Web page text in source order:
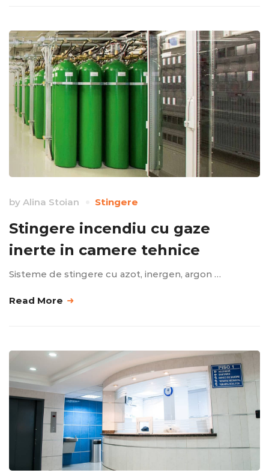
by Alina Stoian Stingere
Stingere incendiu cu gaze
inerte in camere tehnice
Sisteme de stingere cu azot, inergen, argon …
Read More